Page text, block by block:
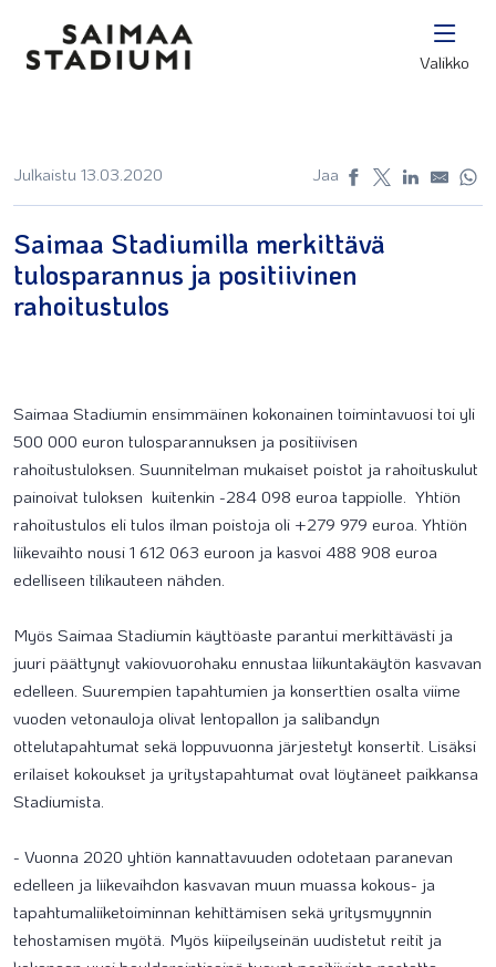
Valikko
Julkaistu 13.03.2020 Jaa
Saimaa Stadiumilla merkittävä
tulosparannus ja positiivinen
rahoitustulos
Saimaa Stadiumin ensimmäinen kokonainen toimintavuosi toi yli
500 000 euron tulosparannuksen ja positiivisen
rahoitustuloksen. Suunnitelman mukaiset poistot ja rahoituskulut
painoivat tuloksen kuitenkin -284 098 euroa tappiolle. Yhtiön
rahoitustulos eli tulos ilman poistoja oli +279 979 euroa. Yhtiön
liikevaihto nousi 1 612 063 euroon ja kasvoi 488 908 euroa
edelliseen tilikauteen nähden.
Myös Saimaa Stadiumin käyttöaste parantui merkittävästi ja
juuri päättynyt vakiovuorohaku ennustaa liikuntakäytön kasvavan
edelleen. Suurempien tapahtumien ja konserttien osalta viime
vuoden vetonauloja olivat lentopallon ja salibandyn
ottelutapahtumat sekä loppuvuonna järjestetyt konsertit. Lisäksi
erilaiset kokoukset ja yritystapahtumat ovat löytäneet paikkansa
Stadiumista.
- Vuonna 2020 yhtiön kannattavuuden odotetaan paranevan
edelleen ja liikevaihdon kasvavan muun muassa kokous- ja
tapahtumaliiketoiminnan kehittämisen sekä yritysmyynnin
tehostamisen myötä. Myös kiipeilyseinän uudistetut reitit ja